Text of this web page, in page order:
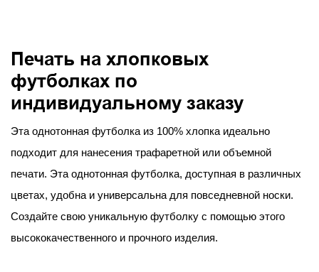
Печать на хлопковых
футболках по
индивидуальному заказу
Эта однотонная футболка из 100% хлопка идеально
подходит для нанесения трафаретной или объемной
печати. ​​Эта однотонная футболка, доступная в различных
цветах, удобна и универсальна для повседневной носки.
Создайте свою уникальную футболку с помощью этого
высококачественного и прочного изделия.